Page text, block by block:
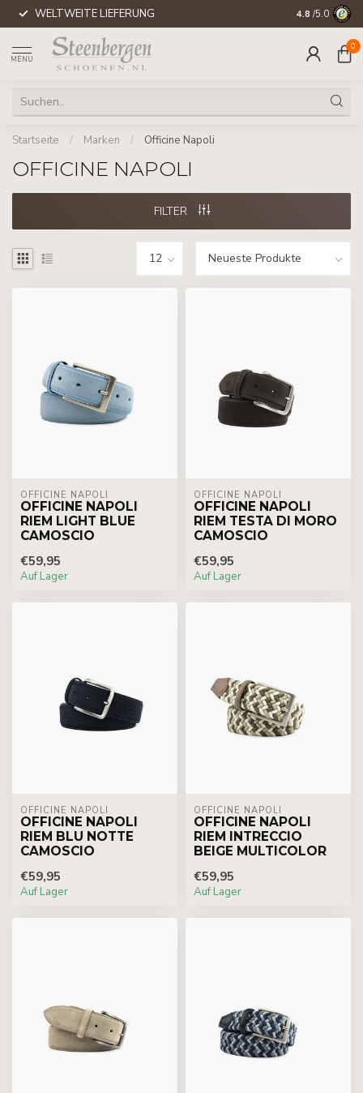
WELTWEITE LIEFERUNG 4.8 /5.0
MENU
0
Startseite / Marken / Officine Napoli
OFFICINE NAPOLI
FILTER
OFFICINE NAPOLI
OFFICINE NAPOLI
RIEM LIGHT BLUE
CAMOSCIO
€59,95
Auf Lager
OFFICINE NAPOLI
OFFICINE NAPOLI
RIEM TESTA DI MORO
CAMOSCIO
€59,95
Auf Lager
OFFICINE NAPOLI
OFFICINE NAPOLI
RIEM BLU NOTTE
CAMOSCIO
€59,95
Auf Lager
OFFICINE NAPOLI
OFFICINE NAPOLI
RIEM INTRECCIO
BEIGE MULTICOLOR
€59,95
Auf Lager